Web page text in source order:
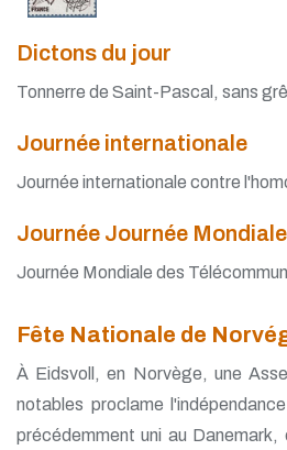
Dictons du jour
Tonnerre de Saint-Pascal, sans
Journée internationale
Journée internationale contre
Journée Journée Mondiale
Journée Mondiale des
Fête Nationale de
À Eidsvoll, en Norvège, une
notables proclame
précédemment uni au